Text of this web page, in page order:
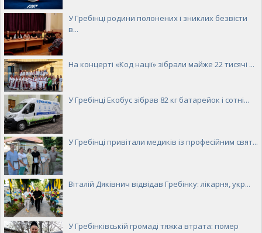
У Гребінці родини полонених і зниклих безвісти
в...
На концерті «Код нації» зібрали майже 22 тисячі ...
У Гребінці Екобус зібрав 82 кг батарейок і сотні...
У Гребінці привітали медиків із професійним свят...
Віталій Дяківнич відвідав Гребінку: лікарня, укр...
У Гребінківській громаді тяжка втрата: помер